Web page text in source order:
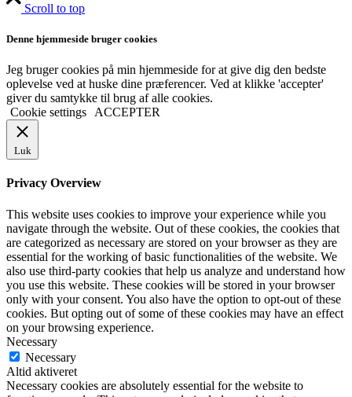
Scroll to top
Denne hjemmeside bruger cookies
Jeg bruger cookies på min hjemmeside for at give dig den bedste
oplevelse ved at huske dine præferencer. Ved at klikke 'accepter'
giver du samtykke til brug af alle cookies.
Cookie settings
ACCEPTER
Luk
Privacy Overview
This website uses cookies to improve your experience while you
navigate through the website. Out of these cookies, the cookies that
are categorized as necessary are stored on your browser as they are
essential for the working of basic functionalities of the website. We
also use third-party cookies that help us analyze and understand how
you use this website. These cookies will be stored in your browser
only with your consent. You also have the option to opt-out of these
cookies. But opting out of some of these cookies may have an effect
on your browsing experience.
Necessary
Necessary
Altid aktiveret
Necessary cookies are absolutely essential for the website to